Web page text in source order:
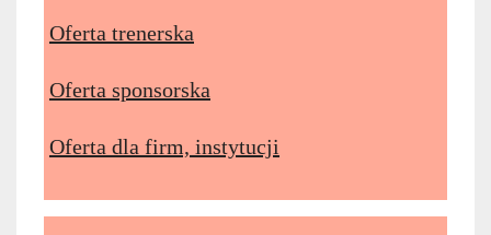
Oferta trenerska
Oferta sponsorska
Oferta dla firm, instytucji